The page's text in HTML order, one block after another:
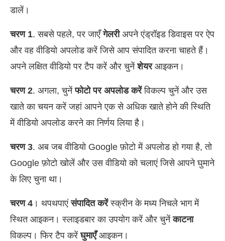
डालें।
चरण 1. सबसे पहले, पर जाएँगेलरीअपने एंड्रॉइड डिवाइस पर ऐप
और वह वीडियो अपलोड करें जिसे आप संपादित करना चाहते हैं।
अपने लक्षित वीडियो पर टैप करें और चुनेंशेयरआइकन।
चरण 2. अगला, चुनेंफोटो पर अपलोड करेंविकल्प चुनें और उस
खाते का चयन करें जहां आपने एक से अधिक खाते होने की स्थिति
में वीडियो अपलोड करने का निर्णय लिया है।
चरण 3. अब जब वीडियो Google फ़ोटो में अपलोड हो गया है, तो
Google फ़ोटो खोलें और उस वीडियो को चलाएं जिसे आपने घुमाने
के लिए चुना था।
चरण 4 । थपथपाएंसंपादित करेंस्क्रीन के मध्य निचले भाग में
स्थित आइकन। स्लाइडबार का उपयोग करें और चुनेंकाटना
विकल्प। फिर टैप करेंघुमाएँआइकन।